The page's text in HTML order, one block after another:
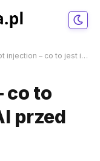
– co to jest i jak chronić AI przed atakiem?
co to
przed